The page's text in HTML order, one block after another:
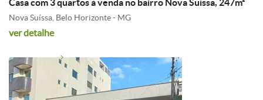
Casa com 3 quartos à venda no bairro Nova Suíssa, 247m²
Nova Suíssa, Belo Horizonte - MG
ver detalhe